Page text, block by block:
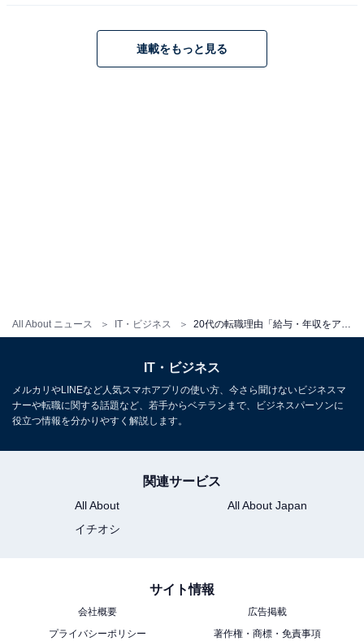
All About ニュース IT・ビジネス
1
連載をもっと見る
IT・ビジネス
メルカリやLINEなど人気スマホアプリの使い方、今さら聞けないビジネスマ
ナーや転職に関する話題など、若手からベテランまで、ビジネスパーソンに
役立つ情報を分かりやすく解説します。
関連サービス
All About
All About Japan
イチオシ
サイト情報
会社概要
広告掲載
プライバシーポリシー
著作権・商標・免責事項